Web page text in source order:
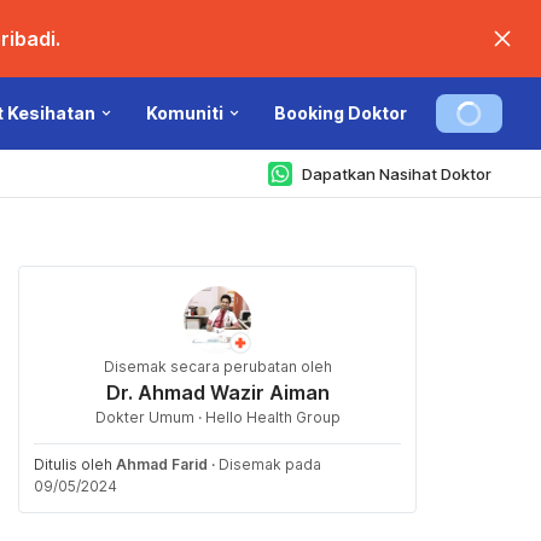
Kesihatan Komuniti Booking Doktor
Dapatkan Nasihat Doktor
Disemak secara perubatan oleh
Dr. Ahmad Wazir Aiman
Dokter Umum · Hello Health Group
Ditulis oleh Ahmad Farid · Disemak pada
09/05/2024